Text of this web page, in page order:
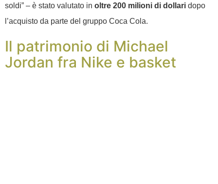
soldi” – è stato valutato in oltre 200 milioni di dollari dopo
l’acquisto da parte del gruppo Coca Cola.
Il patrimonio di Michael
Jordan fra Nike e basket